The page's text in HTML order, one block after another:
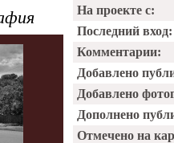
На проекте с:
Последний вход:
Комментарии:
Добавлено
Добавлено
Дополнено
Отмечено на